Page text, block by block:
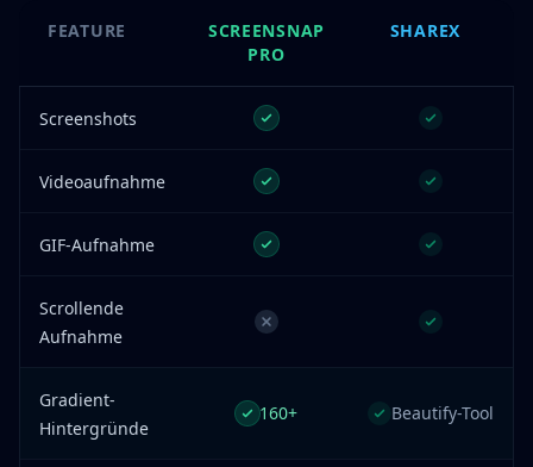
FEATURE
SCREENSNAP
PRO
SHAREX
Screenshots
Videoaufnahme
GIF-Aufnahme
Scrollende
Aufnahme
Gradient-
Hintergründe
160+ Beautify-Tool